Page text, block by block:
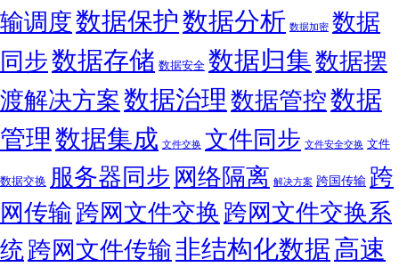
输调度数据保护数据分析 数据加密 数据
同步数据存储 数据安全 数据归集数据摆
渡解决方案数据治理数据管控数据
管理数据集成 文件交换 文件同步 文件安全交换 文件
数据交换 服务器同步网络隔离 解决方案 跨国传输 跨
网传输跨网文件交换跨网文件交换系
统跨网文件传输非结构化数据高速